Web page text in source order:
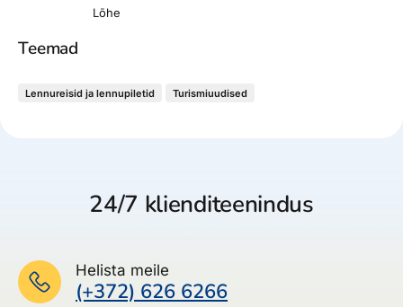
Lõhe
Teemad
Lennureisid ja lennupiletid Turismiuudised
24/7 klienditeenindus
Helista meile
(+372) 626 6266